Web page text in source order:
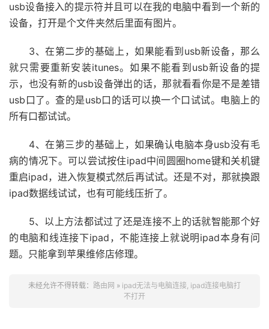
usb设备接入的提示符并且可以在我的电脑中看到一个新的
设备，打开是个文件夹然后里面有图片。
3、在第二步的基础上，如果能看到usb新设备，那么
就只需要重新安装itunes。如果不能看到usb新设备的提
示，也没有新的usb设备弹出的话，那就看看你是不是差错
usb口了。查的是usb口的话可以换一个口试试。电脑上的
所有口都试试。
4、在第三步的基础上，如果确认电脑本身usb没有毛
病的情况下。可以尝试按住ipad中间圆圈home键和关机键
重启ipad，进入恢复模式然后再试试。还是不对，那就换跟
ipad数据线试试，也有可能线压折了。
5、以上方法都试过了还是连接不上的话就智能那个好
的电脑和线连接下ipad，不能连接上就说明ipad本身有问
题。只能拿到苹果维修店修理。
未经允许不得转载： 路由网 » ipad无法与电脑连接, ipad连接电脑打
不打开